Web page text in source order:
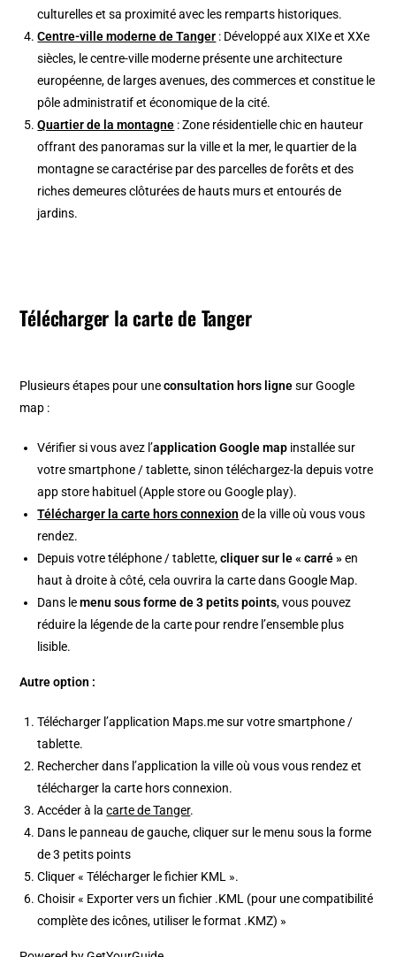
culturelles et sa proximité avec les remparts historiques.
Centre-ville moderne de Tanger : Développé aux XIXe et XXe
siècles, le centre-ville moderne présente une architecture
européenne, de larges avenues, des commerces et constitue le
pôle administratif et économique de la cité.
Quartier de la montagne : Zone résidentielle chic en hauteur
offrant des panoramas sur la ville et la mer, le quartier de la
montagne se caractérise par des parcelles de forêts et des
riches demeures clôturées de hauts murs et entourés de
jardins.
Télécharger la carte de Tanger
Plusieurs étapes pour uneconsultation hors lignesur Google
map :
Vérifier si vous avez l’application Google map installée sur
votre smartphone / tablette, sinon téléchargez-la depuis votre
app store habituel (Apple store ou Google play).
Télécharger la carte hors connexion de la ville où vous vous
rendez.
Depuis votre téléphone / tablette,cliquer sur le « carré »en
haut à droite à côté, cela ouvrira la carte dans Google Map.
Dans lemenu sous forme de 3 petits points, vous pouvez
réduire la légende de la carte pour rendre l’ensemble plus
lisible.
Autre option :
Télécharger l’application Maps.me sur votre smartphone /
tablette.
Rechercher dans l’application la ville où vous vous rendez et
télécharger la carte hors connexion.
Accéder à lacarte de Tanger.
Dans le panneau de gauche, cliquer sur le menu sous la forme
de 3 petits points
Cliquer « Télécharger le fichier KML ».
Choisir « Exporter vers un fichier .KML (pour une compatibilité
complète des icônes, utiliser le format .KMZ) »